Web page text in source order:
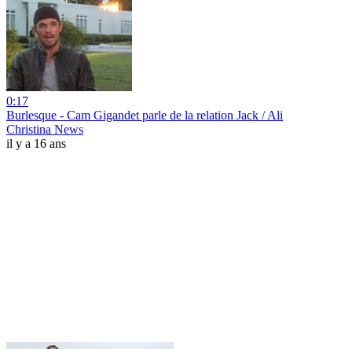
0:17
Burlesque - Cam Gigandet parle de la relation Jack / Ali
Christina News
il y a 16 ans